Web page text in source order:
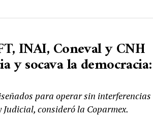
INAI, Coneval y CNH
y socava la democracia:
para operar sin interferencias
consideró la Coparmex.